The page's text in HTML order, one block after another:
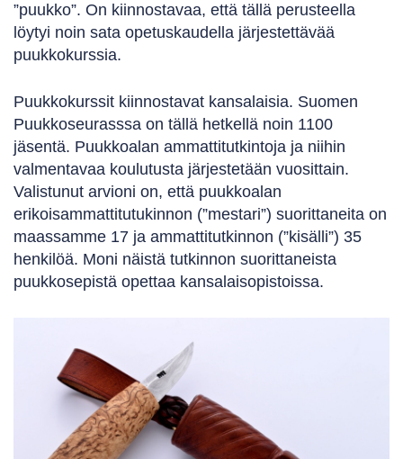
”puukko”. On kiinnostavaa, että tällä perusteella
löytyi noin sata opetuskaudella järjestettävää
puukkokurssia.
Puukkokurssit kiinnostavat kansalaisia. Suomen
Puukkoseurasssa on tällä hetkellä noin 1100
jäsentä. Puukkoalan ammattitutkintoja ja niihin
valmentavaa koulutusta järjestetään vuosittain.
Valistunut arvioni on, että puukkoalan
erikoisammattitutukinnon (”mestari”) suorittaneita on
maassamme 17 ja ammattitutkinnon (”kisälli”) 35
henkilöä. Moni näistä tutkinnon suorittaneista
puukkosepistä opettaa kansalaisopistoissa.